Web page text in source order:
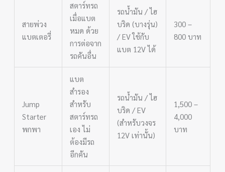
สายพ่วง
แบตเตอรี่
สตาร์ทรถ
เมื่อแบต
หมด ด้วย
การต่อจาก
รถคันอื่น
รถน้ำมัน / ไฮ
บริด (บางรุ่น)
/ EV ใช้กับ
แบต 12V ได้
300 –
800 บาท
Jump
Starter
พกพา
แบต
สำรอง
สำหรับ
สตาร์ทรถ
เอง ไม่
ต้องมีรถ
อีกคัน
รถน้ำมัน / ไฮ
บริด / EV
(สำหรับวงจร
12V เท่านั้น)
1,500 –
4,000
บาท